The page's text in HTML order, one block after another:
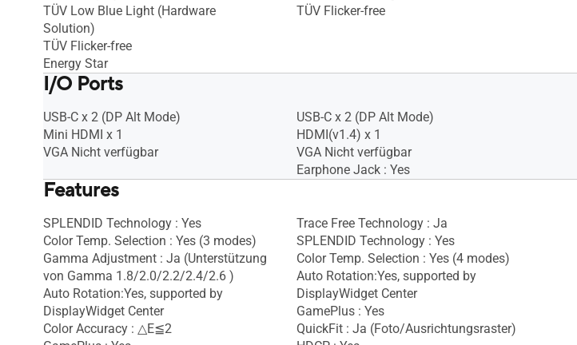
TÜV Low Blue Light (Hardware
Solution)
TÜV Flicker-free
Energy Star
TÜV Flicker-free
I/O Ports
USB-C x 2 (DP Alt Mode)
Mini HDMI x 1
VGA Nicht verfügbar
USB-C x 2 (DP Alt Mode)
HDMI(v1.4) x 1
VGA Nicht verfügbar
Earphone Jack : Yes
Features
SPLENDID Technology : Yes
Color Temp. Selection : Yes (3 modes)
Gamma Adjustment : Ja (Unterstützung
von Gamma 1.8/2.0/2.2/2.4/2.6 )
Auto Rotation:Yes, supported by
DisplayWidget Center
Color Accuracy : △E≦2
Trace Free Technology : Ja
SPLENDID Technology : Yes
Color Temp. Selection : Yes (4 modes)
Auto Rotation:Yes, supported by
DisplayWidget Center
GamePlus : Yes
QuickFit : Ja (Foto/Ausrichtungsraster)